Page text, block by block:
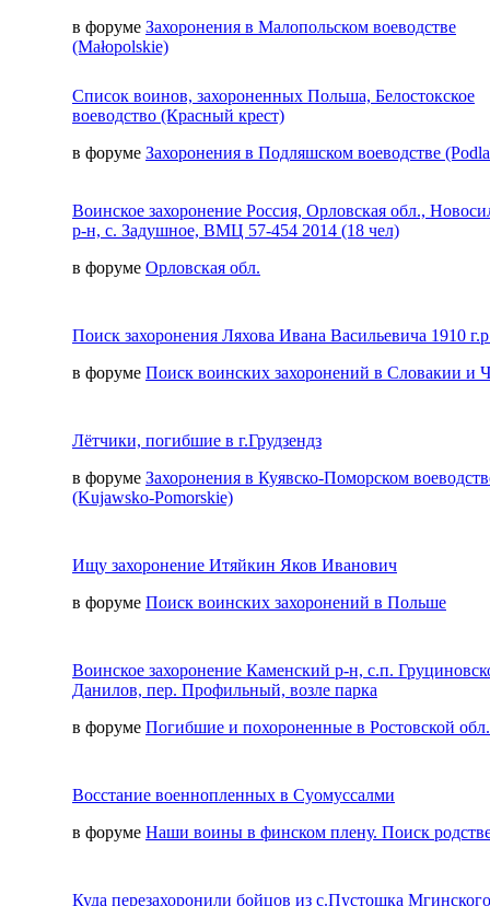
в форуме Захоронения в Малопольском воеводстве
(Małopolskie)
Список воинов, захороненных Польша, Белостокское
воеводство (Красный крест)
в форуме Захоронения в Подляшском воеводстве
Воинское захоронение Россия, Орловская обл.,
р-н, с. Задушное, ВМЦ 57-454 2014 (18 чел)
в форуме Орловская обл.
Поиск захоронения Ляхова Ивана Васильевича 1910
в форуме Поиск воинских захоронений в Словакии и
Лётчики, погибшие в г.Грудзендз
в форуме Захоронения в Куявско-Поморском
(Kujawsko-Pomorskie)
Ищу захоронение Итяйкин Яков Иванович
в форуме Поиск воинских захоронений в Польше
Воинское захоронение Каменский р-н, с.п.
Данилов, пер. Профильный, возле парка
в форуме Погибшие и похороненные в Ростовской обл.
Восстание военнопленных в Суомуссалми
в форуме Наши воины в финском плену. Поиск
Куда перезахоронили бойцов из с.Пустошка